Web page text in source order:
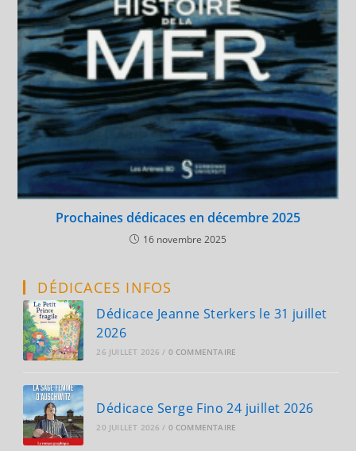
Prochaines dédicaces en décembre 2025
16 novembre 2025
DÉDICACES INFOS
Dédicace Jeanne Sterkers le 31 juillet
2026
26 JUILLET 2026 / 0 COMMENTAIRE
Dédicace Serge Fino 24 juillet 2026
20 JUILLET 2026 / 0 COMMENTAIRE